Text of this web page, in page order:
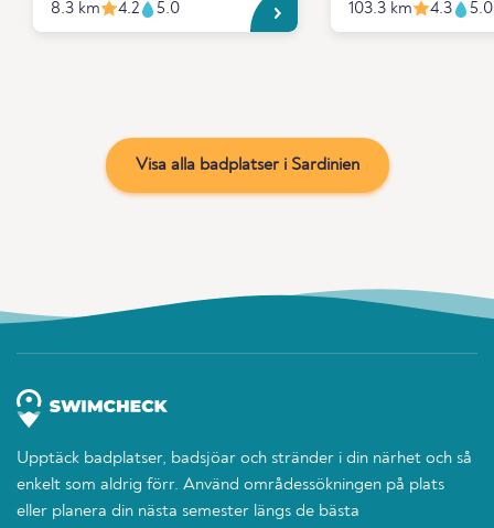
8.3 km 4.2 5.0 103.3 km 4.3 5.0
Visa alla badplatser i Sardinien
Upptäck badplatser, badsjöar och stränder i din närhet och så
enkelt som aldrig förr. Använd områdessökningen på plats
eller planera din nästa semester längs de bästa